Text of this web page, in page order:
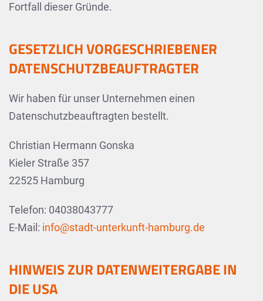
Fortfall dieser Gründe.
GESETZLICH VORGESCHRIEBENER
DATENSCHUTZ­BEAUFTRAGTER
Wir haben für unser Unternehmen einen
Datenschutzbeauftragten bestellt.
Christian Hermann Gonska
Kieler Straße 357
22525 Hamburg
Telefon: 04038043777
E-Mail: info@stadt-unterkunft-hamburg.de
HINWEIS ZUR DATENWEITERGABE IN
DIE USA